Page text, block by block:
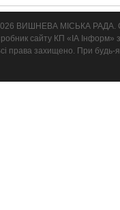
ВИШНЕВА МІСЬКА РАДА.
сайту КП «ІА Інформ»
права захищено. При будь-